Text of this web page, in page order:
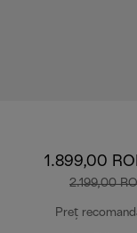
1.899,00
2.199,00
Preț